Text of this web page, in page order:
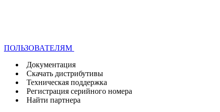
ПОЛЬЗОВАТЕЛЯМ
Документация
Скачать дистрибутивы
Техническая поддержка
Регистрация серийного номера
Найти партнера